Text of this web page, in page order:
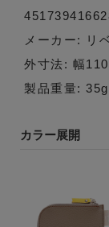
メーカー: リ
外寸法: 幅
製品重量: 35g
カラー展開